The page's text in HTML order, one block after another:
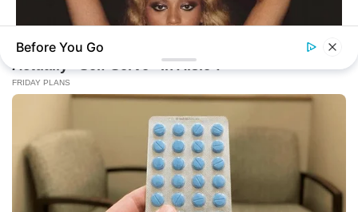
Top 10 Pop Divas (She's Not Number 1)
Before You Go